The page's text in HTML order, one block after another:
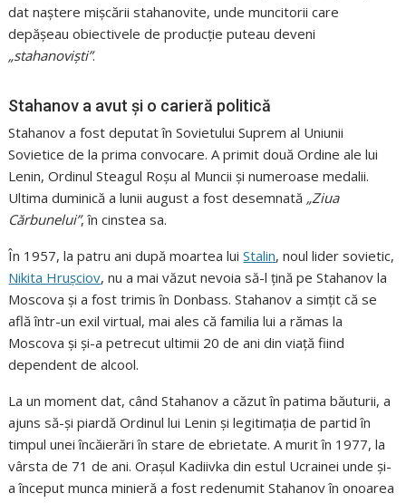
dat naștere mișcării stahanovite, unde muncitorii care
depășeau obiectivele de producție puteau deveni
„stahanoviști”.
Stahanov a avut și o carieră politică
Stahanov a fost deputat în Sovietului Suprem al Uniunii
Sovietice de la prima convocare. A primit două Ordine ale lui
Lenin, Ordinul Steagul Roșu al Muncii și numeroase medalii.
Ultima duminică a lunii august a fost desemnată „Ziua
Cărbunelui”, în cinstea sa.
În 1957, la patru ani după moartea luiStalin, noul lider sovietic,
Nikita Hrușciov, nu a mai văzut nevoia să-l țină pe Stahanov la
Moscova și a fost trimis în Donbass. Stahanov a simțit că se
află într-un exil virtual, mai ales că familia lui a rămas la
Moscova și și-a petrecut ultimii 20 de ani din viață fiind
dependent de alcool.
La un moment dat, când Stahanov a căzut în patima băuturii, a
ajuns să-și piardă Ordinul lui Lenin și legitimația de partid în
timpul unei încăierări în stare de ebrietate. A murit în 1977, la
vârsta de 71 de ani. Orașul Kadiivka din estul Ucrainei unde și-
a început munca minieră a fost redenumit Stahanov în onoarea